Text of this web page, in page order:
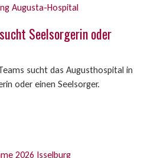
Seelsorgerin oder
sucht das Augusthospital in
oder einen Seelsorger.